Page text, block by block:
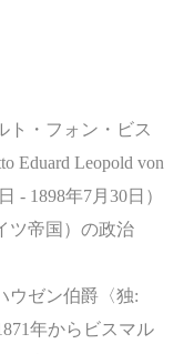
ト・フォン・ビス
Eduard Leopold von
- 1898年7月30日）
ツ帝国）の政治
ウゼン伯爵〈独:
年からビスマル